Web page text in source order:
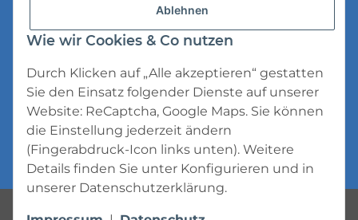
Impressum
* Alle Preise inkl. gesetzlicher USt., zzgl.
Versand
Ablehnen
Wie wir Cookies & Co nutzen
Durch Klicken auf „Alle akzeptieren“ gestatten
Sie den Einsatz folgender Dienste auf unserer
Website: ReCaptcha, Google Maps. Sie können
die Einstellung jederzeit ändern
(Fingerabdruck-Icon links unten). Weitere
Details finden Sie unter Konfigurieren und in
unserer Datenschutzerklärung.